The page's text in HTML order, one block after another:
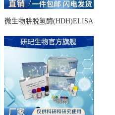
微生物肼脱氢酶(HDH)ELISA